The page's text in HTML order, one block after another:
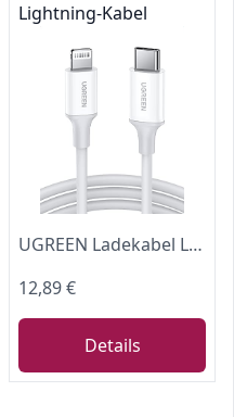
Lightning-Kabel
UGREEN Ladekabel Lightning zu Typ-C 1m weiß
12,89 €
Details